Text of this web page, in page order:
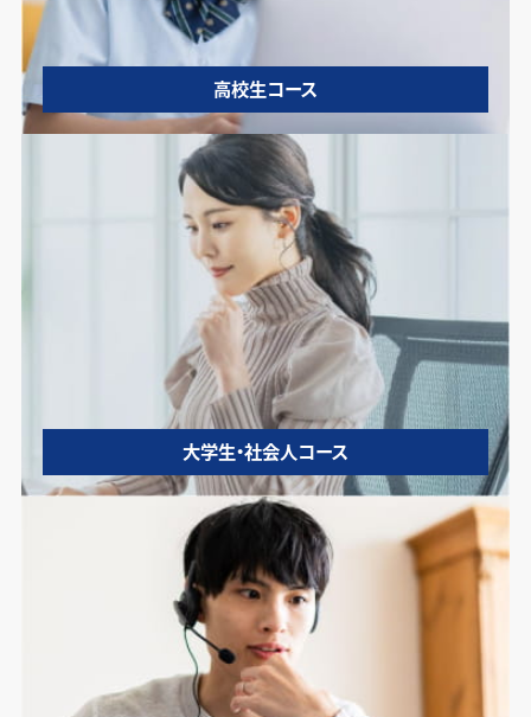
高校生コース
大学生・社会人コース